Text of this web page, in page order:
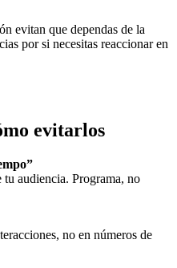
evitan que dependas de la
por si necesitas reaccionar en
evitarlos
audiencia. Programa, no
no en números de